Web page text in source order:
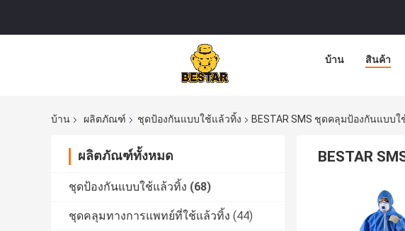
บ้าน สินค้า
บ้าน ผลิตภัณฑ์ ชุดป้องกันแบบใช้แล้วทิ้ง BESTAR SMS ชุดคลุมป้องกันแบบ
ผลิตภัณฑ์ทั้งหมด
ชุดป้องกันแบบใช้แล้วทิ้ง (68)
ชุดคลุมทางการแพทย์ที่ใช้แล้วทิ้ง (44)
BESTAR